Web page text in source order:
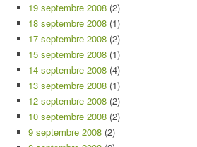
19 septembre 2008 (2)
18 septembre 2008 (1)
17 septembre 2008 (2)
15 septembre 2008 (1)
14 septembre 2008 (4)
13 septembre 2008 (1)
12 septembre 2008 (2)
10 septembre 2008 (2)
9 septembre 2008 (2)